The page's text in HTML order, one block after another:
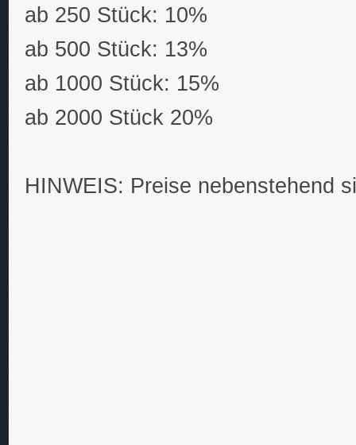
ab 250 Stück: 10%
ab 500 Stück: 13%
ab 1000 Stück: 15%
ab 2000 Stück 20%
HINWEIS: Preise nebenstehend